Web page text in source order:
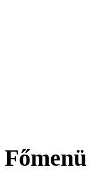
Főmenü